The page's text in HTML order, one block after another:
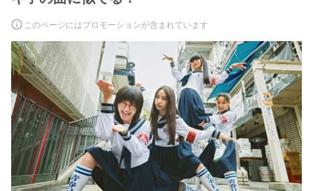
このページにはプロモーションが含まれています